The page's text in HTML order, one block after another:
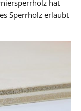
hat
Sperrholz erlaubt